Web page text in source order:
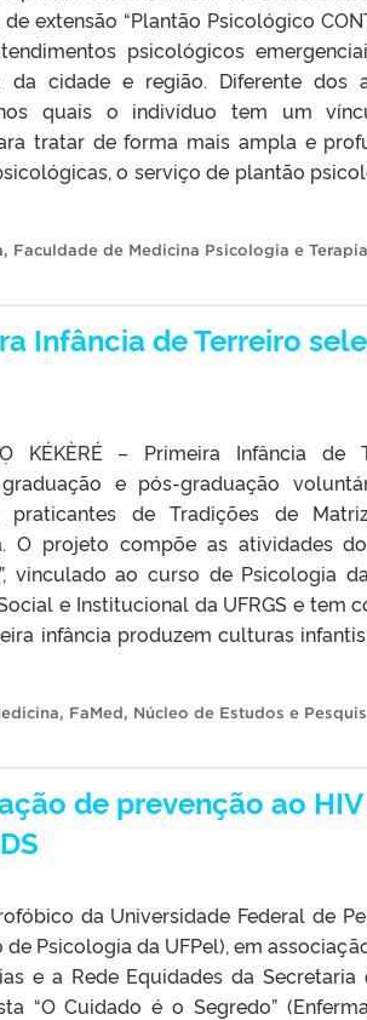
extensão “Plantão Psicológico
psicológicos
cidade e região. Diferente dos
quais o indivíduo tem um
tratar de forma mais ampla e
o serviço de plantão
, Faculdade de Medicina Psicologia e
Infância de Terreiro
KÉKÈRÉ – Primeira Infância de
e pós-graduação
praticantes de Tradições de
O projeto compõe as atividades
vinculado ao curso de Psicologia
e Institucional da UFRGS e tem
infância produzem culturas
, FaMed, Núcleo de Estudos e
de prevenção ao
da Universidade Federal de
Psicologia da UFPel), em
e a Rede Equidades da Secretaria
“O Cuidado é o Segredo”